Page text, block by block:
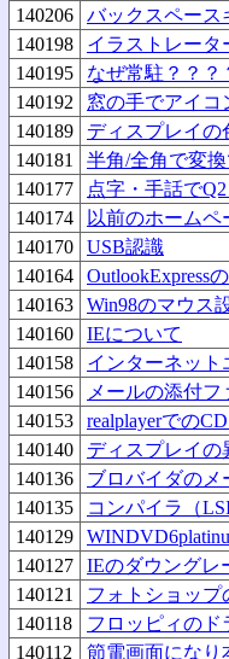
140206
バックスペース
140198
イラストレータ
140195
なぜ常駐？？？
140192
窓の手でアイコ
140189
ディスプレイの
140181
半角/全角で変換
140177
点字・手話で
140174
以前のホームペ
140170
USB認識
140164
OutlookExpress
140163
Win98のマウス
140160
IEについて
140158
インターネット
140156
メールの添付
140153
realplayerでの
140140
ディスプレイの
140136
ブロバイダのメ
140135
コンパイラ（
140129
140127
IEのダウングレ
140121
フォトショップ
140118
フロッピィのド
140112
節電画面になり